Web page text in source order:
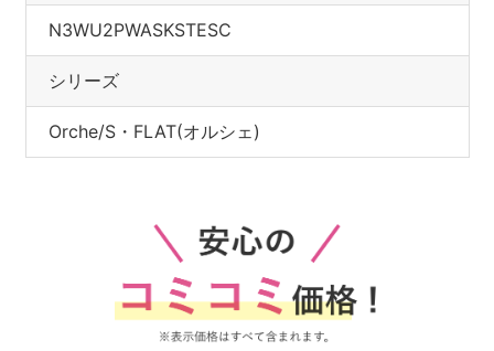
N3WU2PWASKSTESC
シリーズ
Orche/S・FLAT(オルシェ)